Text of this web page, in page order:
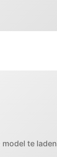
model te laden